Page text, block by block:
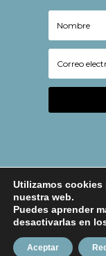
Avio Legal
Utilizamos cookies
nuestra web.
Puedes aprender
desactivarlas en
Aceptar